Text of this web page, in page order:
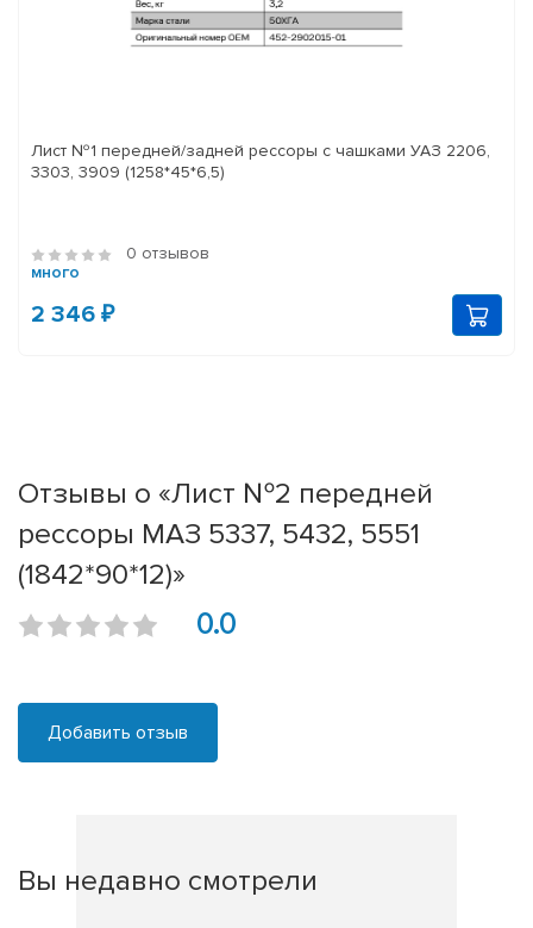
Лист №1 передней/задней рессоры с чашками УАЗ 2206,
3303, 3909 (1258*45*6,5)
0 отзывов
много
2 346 ₽
Отзывы о «Лист №2 передней
рессоры МАЗ 5337, 5432, 5551
(1842*90*12)»
0.0
Добавить отзыв
Вы недавно смотрели